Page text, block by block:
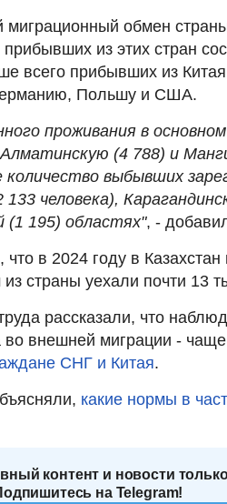
миграционный обмен
из этих стран
всего прибывших из
Польшу и США.
проживания в
(4 788) и
выбывших
человека),
(1 195) областях", -
в 2024 году в Казахстан
из страны уехали почти 13
рассказали, что
внешней миграции - чаще
СНГ и Китая.
какие нормы в
контент и новости
на Telegram!